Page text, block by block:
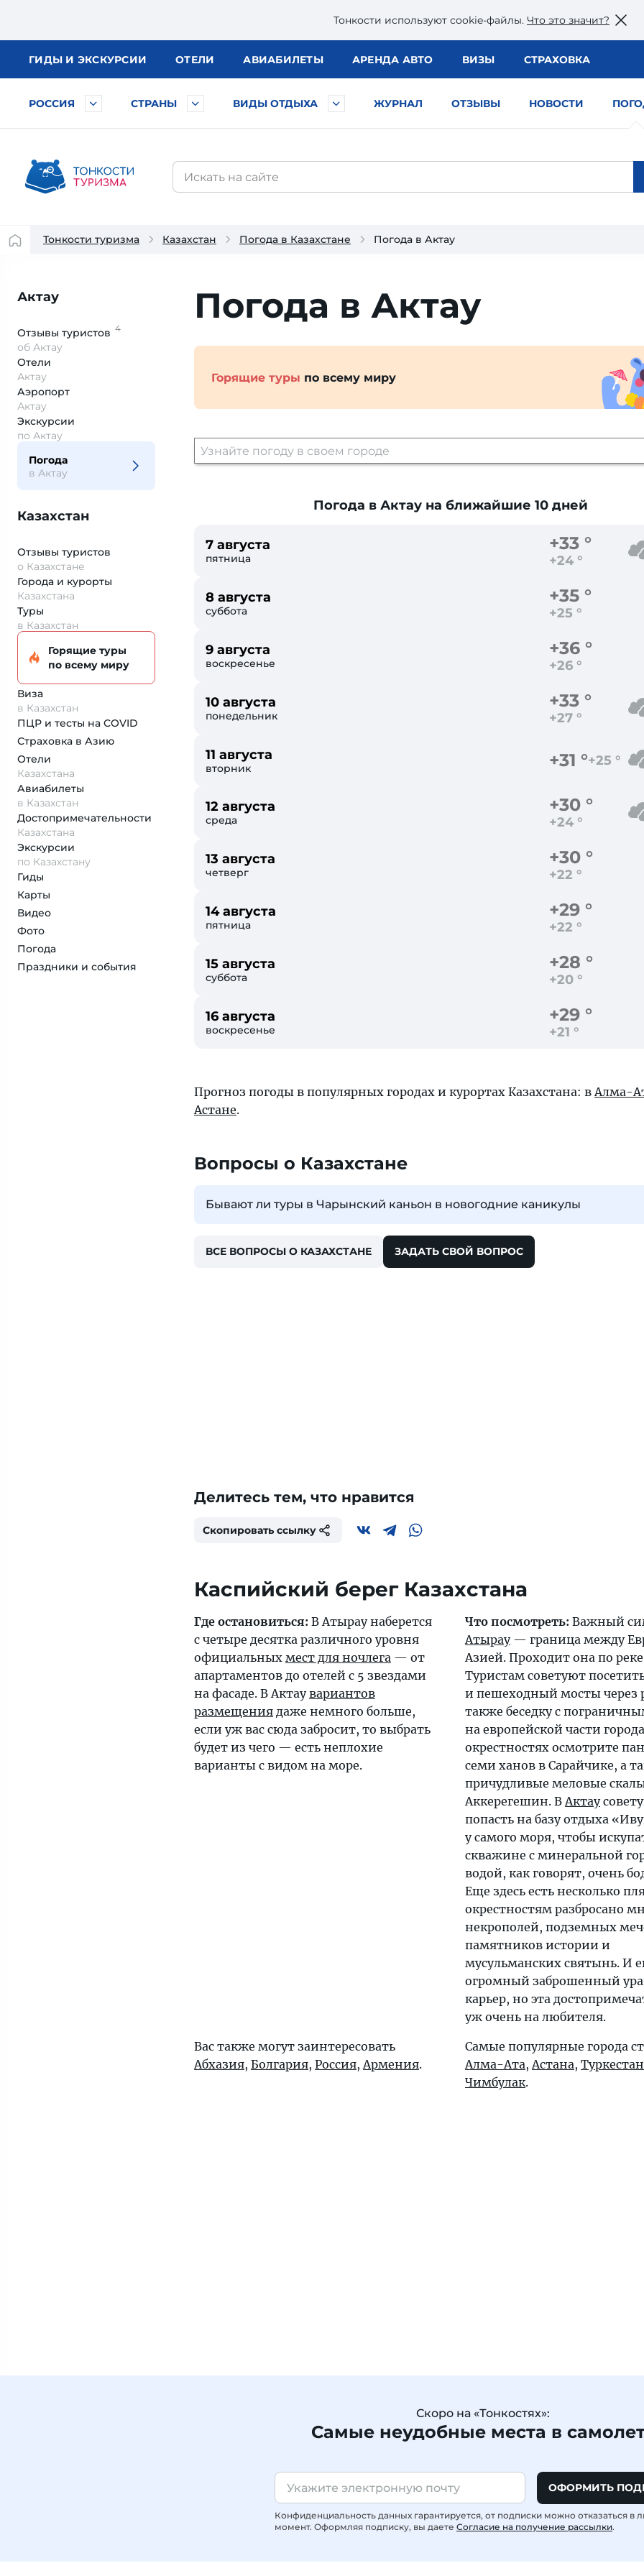
Тонкости используют сookie-файлы. Что это значит?
ГИДЫ И ЭКСКУРСИИ ОТЕЛИ АВИАБИЛЕТЫ АРЕНДА АВТО ВИЗЫ СТРАХОВКА
РОССИЯ СТРАНЫ ВИДЫ ОТДЫХА ЖУРНАЛ ОТЗЫВЫ НОВОСТИ
Тонкости туризма Казахстан Погода в Казахстане Погода в Актау
Актау
Отзывы туристов 4
об Актау
Отели
Актау
Аэропорт
Актау
Экскурсии
по Актау
Погода
в Актау
Казахстан
Отзывы туристов
о Казахстане
Города и курорты
Казахстана
Туры
в Казахстан
Горящие туры
по всему миру
Виза
в Казахстан
ПЦР и тесты на COVID
Страховка в Азию
Отели
Казахстана
Авиабилеты
в Казахстан
Достопримеча­тельности
Казахстана
Экскурсии
по Казахстану
Гиды
Карты
Видео
Фото
Погода
Праздники и события
Погода в Актау
Горящие туры по всему миру
Погода в Актау на ближайшие 10 дней
7 августа
пятница
+33 °
+24 °
8 августа
суббота
+35 °
+25 °
9 августа
воскресенье
+36 °
+26 °
10 августа
понедельник
+33 °
+27 °
11 августа
вторник +31 °+25 °
12 августа
среда
+30 °
+24 °
13 августа
четверг
+30 °
+22 °
14 августа
пятница
+29 °
+22 °
15 августа
суббота
+28 °
+20 °
16 августа
воскресенье
+29 °
+21 °
Прогноз погоды в популярных городах и курортах Казахстана: вАлма-
Астане.
Вопросы о Казахстане
Бывают ли туры в Чарынский каньон в новогодние каникулы
ВСЕ ВОПРОСЫ О КАЗАХСТАНЕ ЗАДАТЬ СВОЙ ВОПРОС
Делитесь тем, что нравится
Скопировать ссылку
Где остановиться: В Атырау наберется
с четыре десятка различного уровня
официальных мест для ночлега — от
апартаментов до отелей с 5 звездами
на фасаде. В Актаувариантов
размещения даже немного больше,
если уж вас сюда забросит, то выбрать
будет из чего — есть неплохие
варианты с видом на море.
Что посмотреть: Важный
Атырау— граница между
Азией. Проходит она по
Туристам советуют
и пешеходный мосты через
также беседку с
на европейской части
окрестностях осмотрите
семи ханов в Сарайчике, а
причудливые меловые
Аккерегешин. ВАктау
попасть на базу отдыха
у самого моря, чтобы
скважине с минеральной
водой, как говорят, очень
Еще здесь есть несколько
окрестностям разбросано
некрополей, подземных
памятников истории и
мусульманских святынь. И
огромный заброшенный
карьер, но эта
уж очень на любителя.
Вас также могут заинтересовать
Абхазия, Болгария, Россия,Армения.
Самые популярные города
Алма-Ата,Астана, Туркестан
Чимбулак.
Скоро на «Тонкостях»:
Самые неудобные места в
ОФОРМИТЬ
Конфиденциальность данных гарантируется, от подписки можно отказаться в
момент. Оформляя подписку, вы даете Согласие на получение рассылки.